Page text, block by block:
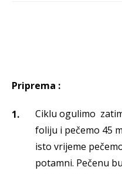
Priprema :
Ciklu ogulimo
foliju i pečemo 45
isto vrijeme
potamni. Pečenu